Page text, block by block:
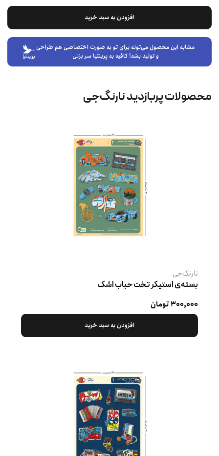
افزودن به سبد خرید
مشابه این محصول می‌تونه برای تو به صورت اختصاصی هم طراحی
و تولید بشه! کافیه به پرینتیا سر بزنی
محصولات پربازدید نارنگ‌جی
نارنگ‌جی
بسته‌ی استیکر تخت حباب اشک
۳۰۰,۰۰۰ تومان
افزودن به سبد خرید